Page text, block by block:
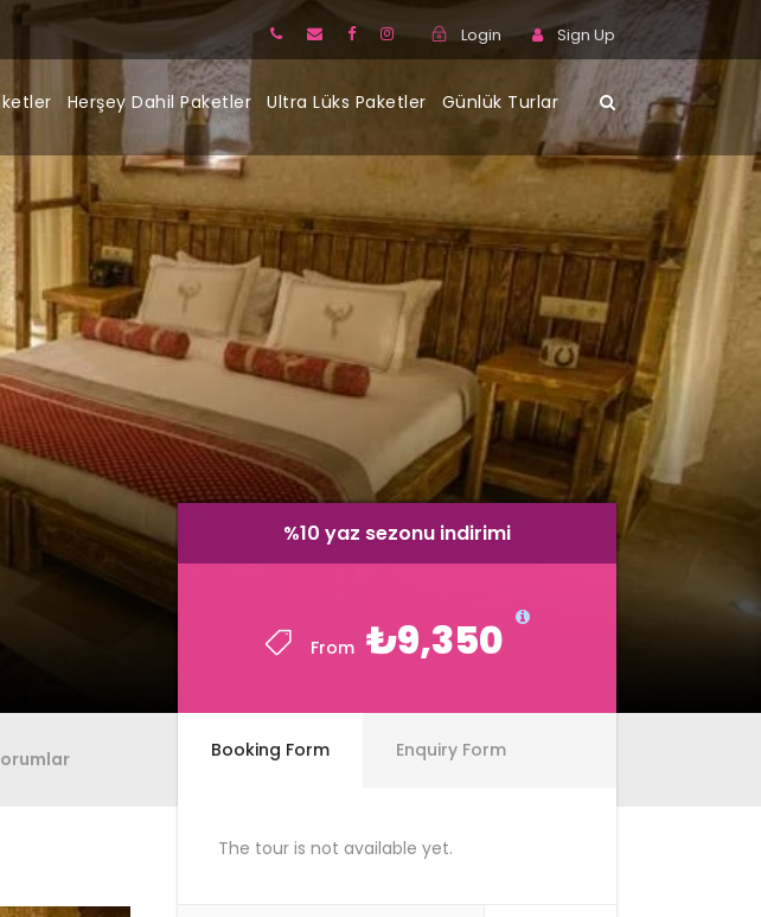
Login Sign Up
Herşey Dahil Paketler Ultra Lüks Paketler Günlük Turlar
%10 yaz sezonu indirimi
From ₺9,350
%10 yaz sezonu indirimi
From ₺9,350
Booking Form Enquiry Form
The tour is not available yet.